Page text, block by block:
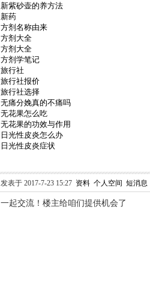
新紫砂壶的养方法
新药
方剂名称由来
方剂大全
方剂大全
方剂学笔记
旅行社
旅行社报价
旅行社选择
无痛分娩真的不痛吗
无花果怎么吃
无花果的功效与作用
日光性皮炎怎么办
日光性皮炎症状
发表于 2017-7-23 15:27 资料 个人空间 短消息
一起交流！楼主给咱们提供机会了